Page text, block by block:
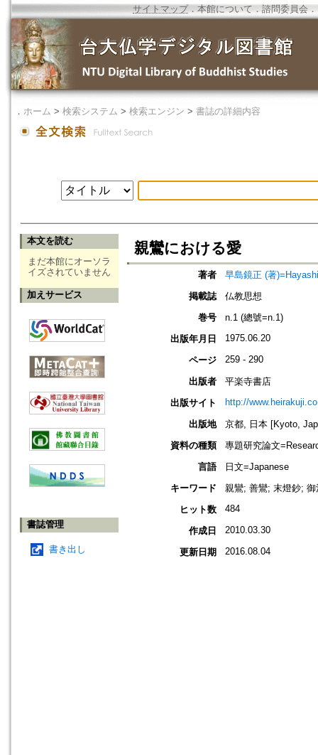
サイトマップ．本館について ． 諮問委員会 ．
． ホーム > 検索システム > 検索エンジン > 書誌の詳細内容
本文を読む
まだ本館にオーソラ
イズされていません
加えサービス
書誌管理
書き出し
親鸞における愛
著者
早島鏡正 (著
掲載誌
仏教思想
巻号
n.1 (總號=n.1)
出版年月日
1975.06.20
ページ 259 - 290
出版者
平楽寺書店
出版サイト
http://
出版地
京都, 日本 [Kyoto,
資料の種類
專題研究論文
言語
日文=Japanese
キーワード
親鸞; 善鸞; 末燈鈔;
ヒット数
484
作成日 2010.03.30
更新日期 2016.08.04